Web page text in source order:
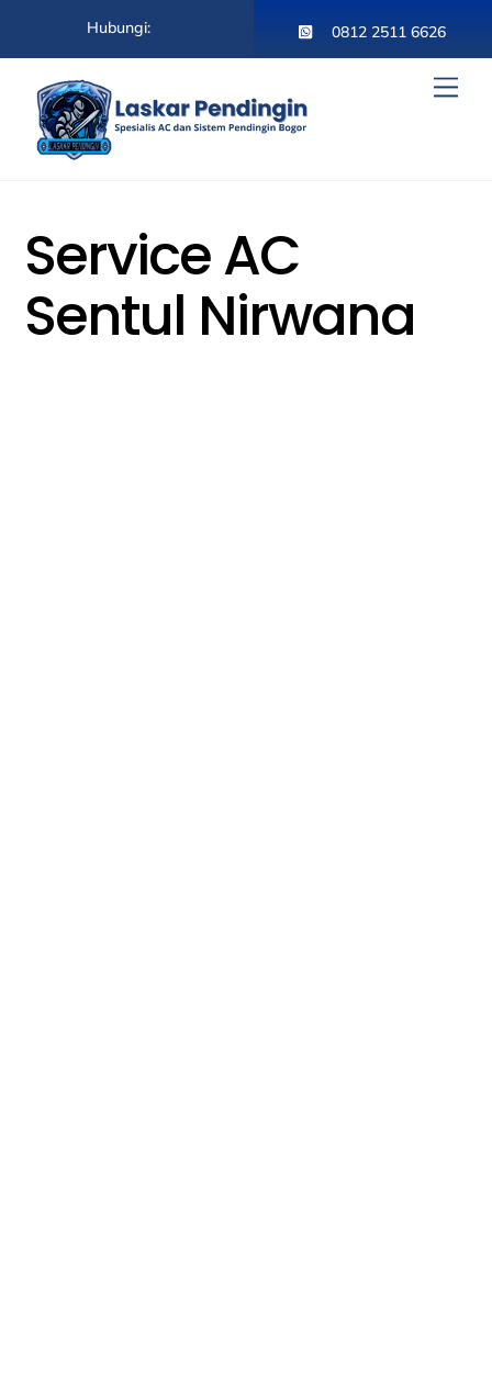
content
Hubungi: 0812 2511 6626
Service AC
Sentul Nirwana